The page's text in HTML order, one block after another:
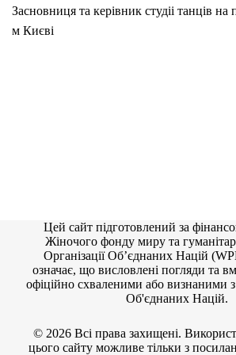
Засновниця та керівник студіі танців на
м Києві
Цей сайт підготовлений за
Жіночого фонду миру та
Організації Об’єднаних Націй
означає, що висловлені погляди та
офіційно схваленими або визнаними з
Об'єднаних Націй.
© 2026 Всі права захищені.
цього сайту можливе тільки з